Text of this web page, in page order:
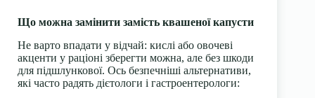
Що можна замінити замість квашеної капусти
Не варто впадати у відчай: кислі або овочеві
акценти у раціоні зберегти можна, але без шкоди
для підшлункової. Ось безпечніші альтернативи,
які часто радять дієтологи і гастроентерологи: